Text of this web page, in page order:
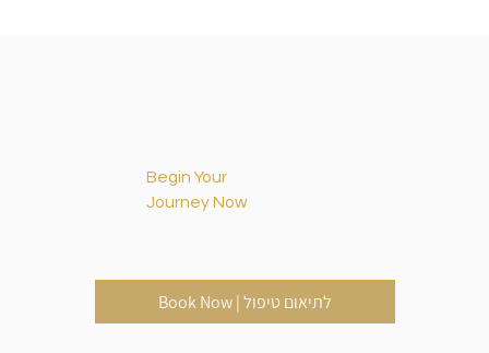
Begin Your
Journey Now
Book Now | לתיאום טיפול